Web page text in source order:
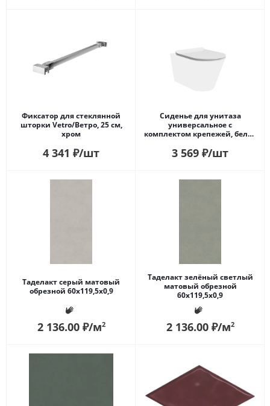
Фиксатор для стеклянной
шторки Vetro/Ветро, 25 см,
хром
4 341 ₽/шт
Сиденье для унитаза
универсальное с
комплектом крепежей, белое
3 569 ₽/шт
Таделакт серый матовый
обрезной 60x119,5x0,9
2 136.00₽/м2
Таделакт зелёный светлый
матовый обрезной
60x119,5x0,9
2 136.00₽/м2